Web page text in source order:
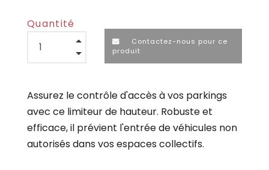
Quantité
Contactez-nous pour ce
produit
Assurez le contrôle d'accès à vos parkings
avec ce limiteur de hauteur. Robuste et
efficace, il prévient l'entrée de véhicules non
autorisés dans vos espaces collectifs.